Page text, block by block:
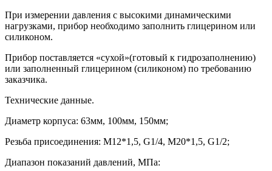
При измерении давления с высокими динамическими
нагрузками, прибор необходимо заполнить глицерином или
силиконом.
Прибор поставляется «сухой»(готовый к гидрозаполнению)
или заполненный глицерином (силиконом) по требованию
заказчика.
Технические данные.
Диаметр корпуса: 63мм, 100мм, 150мм;
Резьба присоединения: М12*1,5, G1/4, М20*1,5, G1/2;
Диапазон показаний давлений, МПа: